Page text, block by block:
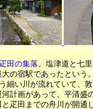
田の集落。塩津道と七
の宿駅であったという
細い川が流れていて、
計画があって、平清盛
疋田までの舟川が開